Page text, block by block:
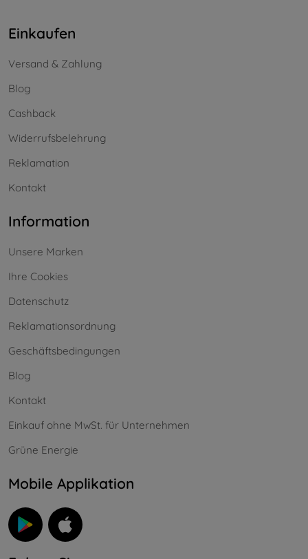
Einkaufen
Versand & Zahlung
Blog
Cashback
Widerrufsbelehrung
Reklamation
Kontakt
Information
Unsere Marken
Ihre Cookies
Datenschutz
Reklamationsordnung
Geschäftsbedingungen
Blog
Kontakt
Einkauf ohne MwSt. für Unternehmen
Grüne Energie
Mobile Applikation